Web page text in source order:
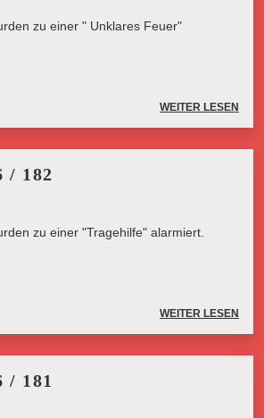
zu einer " Unklares Feuer"
WEITER LESEN
/ 182
zu einer "Tragehilfe" alarmiert.
WEITER LESEN
/ 181